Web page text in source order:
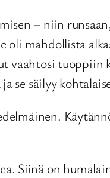
– niin
oli mahdollista
tuoppiin
se säilyy
Siinä on